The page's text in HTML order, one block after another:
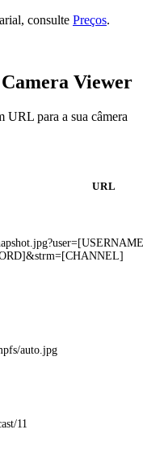
consulte Preços.
Viewer
URL para a sua câmera
URL
auto.jpg
11